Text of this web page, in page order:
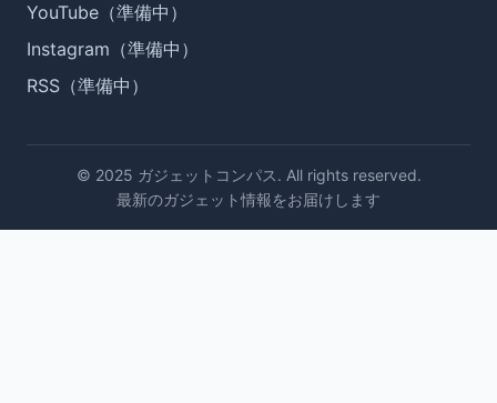
YouTube（準備中）
Instagram（準備中）
RSS（準備中）
© 2025 ガジェットコンパス. All rights reserved.
最新のガジェット情報をお届けします